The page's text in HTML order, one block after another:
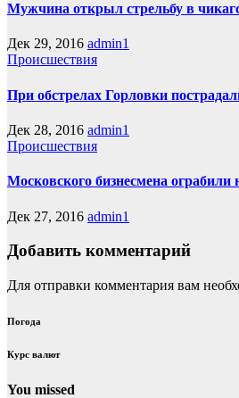
Мужчина открыл стрельбу в
Дек 29, 2016 admin1
Происшествия
При обстрелах Горловки
Дек 28, 2016 admin1
Происшествия
Московского бизнесмена
Дек 27, 2016 admin1
Добавить комментарий
Для отправки комментария вам
Погода
Курс валют
You missed